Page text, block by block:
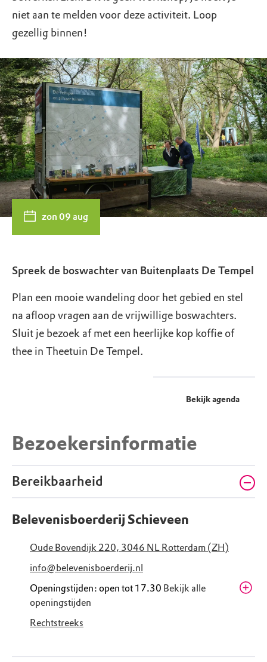
niet aan te melden voor deze activiteit. Loop
gezellig binnen!
zon 09 aug
Spreek de boswachter van Buitenplaats De Tempel
Plan een mooie wandeling door het gebied en stel
na afloop vragen aan de vrijwillige boswachters.
Sluit je bezoek af met een heerlijke kop koffie of
thee in Theetuin De Tempel.
Bekijk agenda
Bezoekersinformatie
Bereikbaarheid
Belevenisboerderij Schieveen
Oude Bovendijk 220, 3046 NL Rotterdam (ZH)
info@belevenisboerderij.nl
Openingstijden: open tot 17.30 Bekijk alle
openingstijden
Vrijdag
Rechtstreeks